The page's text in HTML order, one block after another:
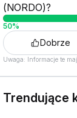
(NORDO)?
50%
Dobrze
Uwaga: Informacje te
Trendujące